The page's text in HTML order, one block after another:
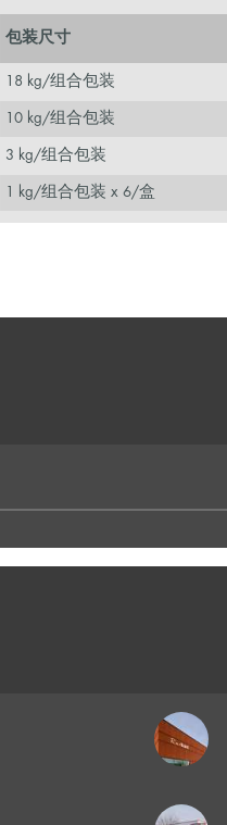
包装尺寸
18 kg/组合包装
10 kg/组合包装
3 kg/组合包装
1 kg/组合包装 x 6/盒